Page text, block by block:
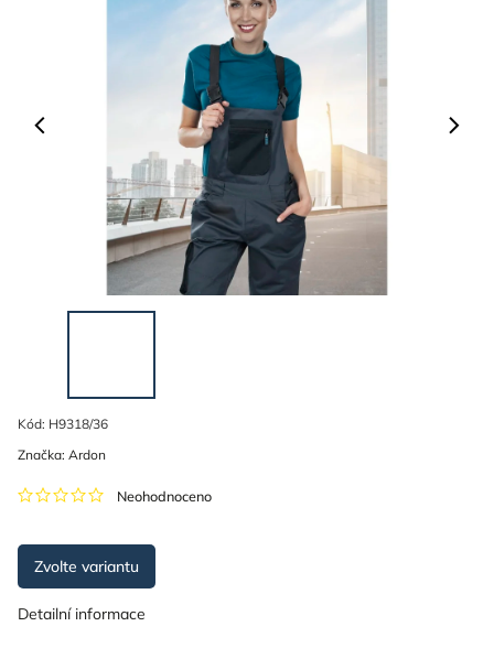
Kód: H9318/36
Neohodnoceno
Značka: Ardon
Zvolte variantu
Detailní informace